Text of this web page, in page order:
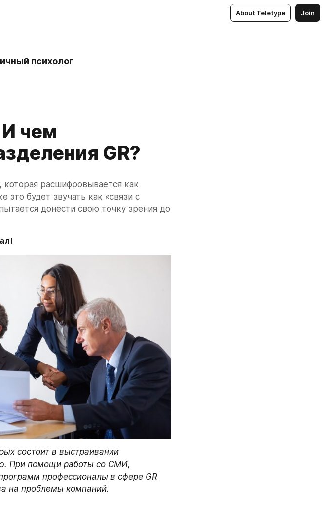
About Teletype Join
психолог
И чем
GR?
которая расшифровывается как
это будет звучать как «связи с
донести свою точку зрения до
состоит в выстраивании
При помощи работы со СМИ,
профессионалы в сфере GR
на проблемы компаний.